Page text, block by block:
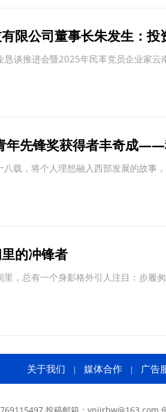
限公司董事长朱发生：
恳谈推进会暨2025年民革党员企业家云
年先锋奖获得者丰奇成
载，将个人理想融入西部发展的故事
的冲锋者
，总有一个身影格外引人注目：步履
关于我们 媒体合作 广告